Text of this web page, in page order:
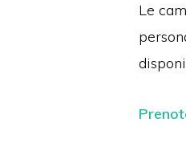
Le